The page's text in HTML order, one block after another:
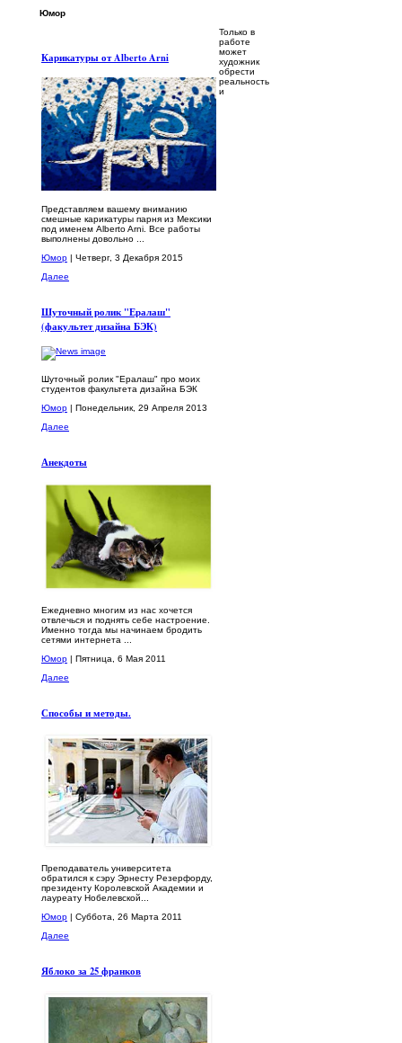
Юмор
Карикатуры от Alberto Arni
Представляем вашему вниманию
смешные карикатуры парня из Мексики
под именем Alberto Arni. Все работы
выполнены довольно ...
Юмор | Четверг, 3 Декабря 2015
Далее
Шуточный ролик "Ералаш"
(факультет дизайна БЭК)
Шуточный ролик "Ералаш" про моих
студентов факультета дизайна БЭК
Юмор | Понедельник, 29 Апреля 2013
Далее
Анекдоты
Eжедневно многим из нас хочется
отвлечься и поднять себе настроение.
Именно тогда мы начинаем бродить
сетями интернета ...
Юмор | Пятница, 6 Мая 2011
Далее
Способы и методы.
Преподаватель университета
обратился к сэру Эрнесту Резерфорду,
президенту Королевской Академии и
лауреату Нобелевской...
Юмор | Суббота, 26 Марта 2011
Далее
Яблоко за 25 франков
Только в
работе
может
художник
обрести
реальность
и